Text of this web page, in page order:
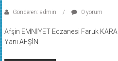
Gönderen: admin 0 yorum
Afşin EMNİYET Eczanesi Faruk
Yanı AFŞİN